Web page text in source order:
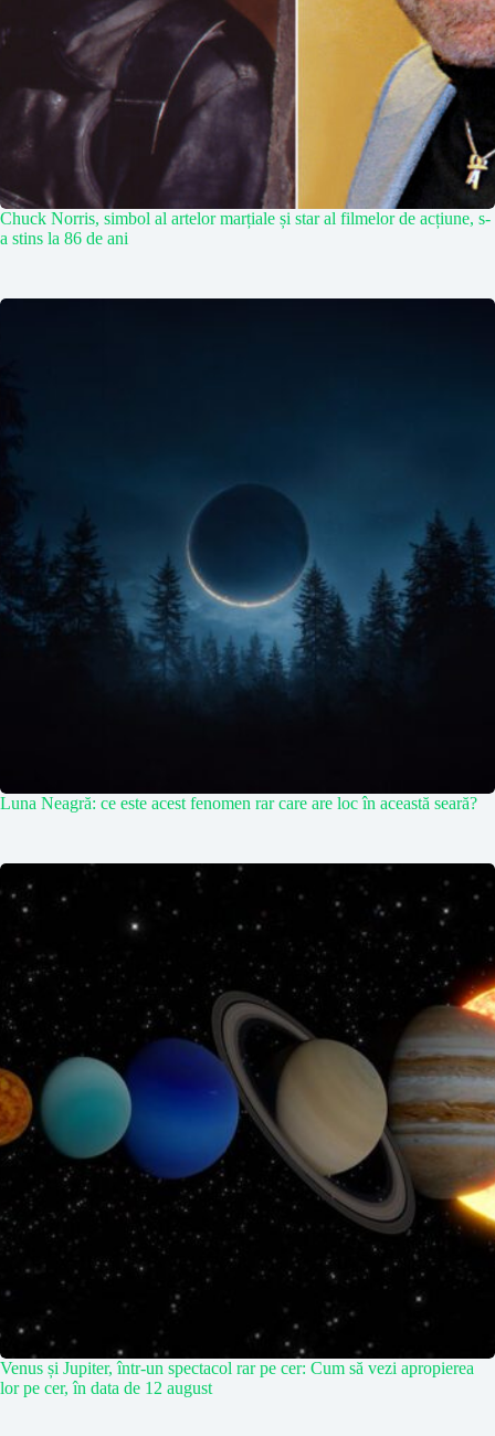
Chuck Norris, simbol al artelor marțiale și star al filmelor de acțiune, s-
a stins la 86 de ani
Luna Neagră: ce este acest fenomen rar care are loc în această seară?
Venus și Jupiter, într-un spectacol rar pe cer: Cum să vezi apropierea
lor pe cer, în data de 12 august